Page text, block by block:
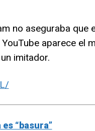
no aseguraba que
aparece el
imitador.
“basura”